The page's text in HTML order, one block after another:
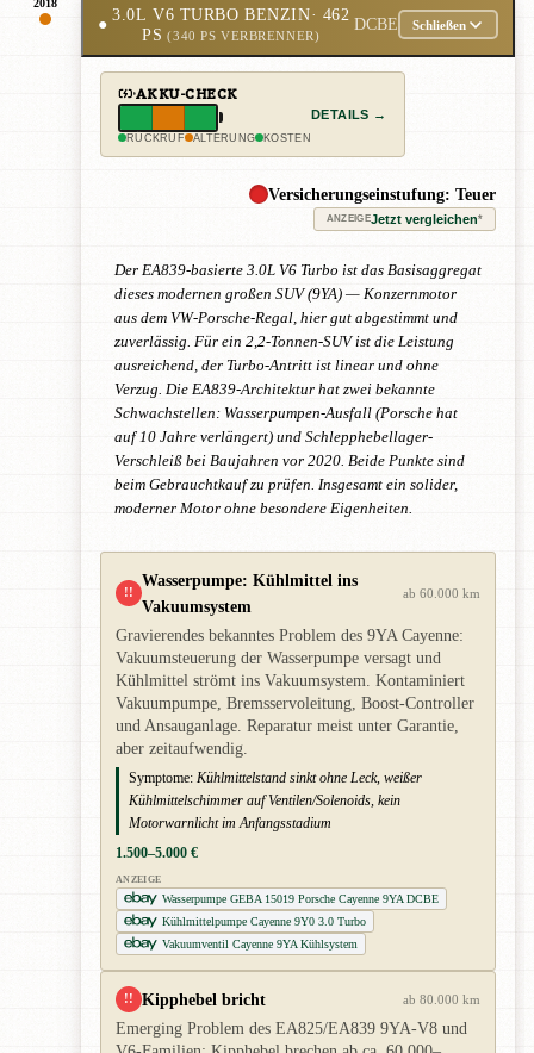
2018
●
3.0L V6 TURBO BENZIN· 462
PS (340 PS VERBRENNER)
DCBE Schließen
AKKU-CHECK
RÜCKRUF ALTERUNG KOSTEN
DETAILS →
Versicherungseinstufung: Teuer
ANZEIGEJetzt vergleichen*
Der EA839-basierte 3.0L V6 Turbo ist das Basisaggregat
dieses modernen großen SUV (9YA) — Konzernmotor
aus dem VW-Porsche-Regal, hier gut abgestimmt und
zuverlässig. Für ein 2,2-Tonnen-SUV ist die Leistung
ausreichend, der Turbo-Antritt ist linear und ohne
Verzug. Die EA839-Architektur hat zwei bekannte
Schwachstellen: Wasserpumpen-Ausfall (Porsche hat
auf 10 Jahre verlängert) und Schlepphebellager-
Verschleiß bei Baujahren vor 2020. Beide Punkte sind
beim Gebrauchtkauf zu prüfen. Insgesamt ein solider,
moderner Motor ohne besondere Eigenheiten.
!!
Wasserpumpe: Kühlmittel ins
Vakuumsystem
ab 60.000 km
Gravierendes bekanntes Problem des 9YA Cayenne:
Vakuumsteuerung der Wasserpumpe versagt und
Kühlmittel strömt ins Vakuumsystem. Kontaminiert
Vakuumpumpe, Bremsservoleitung, Boost-Controller
und Ansauganlage. Reparatur meist unter Garantie,
aber zeitaufwendig.
Symptome: Kühlmittelstand sinkt ohne Leck, weißer
Kühlmittelschimmer auf Ventilen/Solenoids, kein
Motorwarnlicht im Anfangsstadium
1.500–5.000 €
ANZEIGE
Wasserpumpe GEBA 15019 Porsche Cayenne 9YA DCBE
Kühlmittelpumpe Cayenne 9Y0 3.0 Turbo
Vakuumventil Cayenne 9YA Kühlsystem
!! Kipphebel bricht ab 80.000 km
Emerging Problem des EA825/EA839 9YA-V8 und